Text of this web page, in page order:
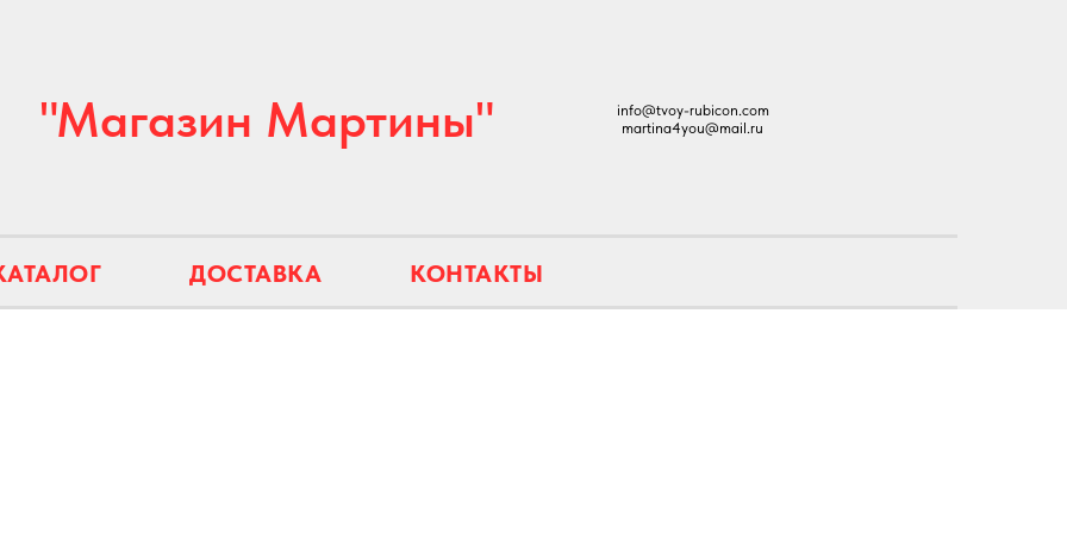
"Магазин Мартины"
info@tvoy-rubicon.com
martina4you@mail.ru
ДОСТАВКА КОНТАКТЫ